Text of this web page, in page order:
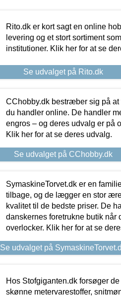
Rito.dk er kort sagt en online
levering og et stort sortiment
institutioner. Klik her for at se
Se udvalget på Rito.dk
CChobby.dk bestræber sig på
du handler online. De handler
engros – og deres udvalg er på
Klik her for at se deres udvalg.
Se udvalget på CChobby.dk
SymaskineTorvet.dk er en
tilbage, og de lægger en stor
kvalitet til de bedste priser. De
danskernes foretrukne butik når
overlocker. Klik her for at se
Se udvalget på
Hos Stofgiganten.dk forsøger
skønne metervarestoffer,